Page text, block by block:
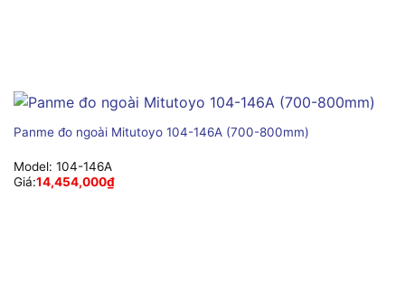
Panme đo ngoài Mitutoyo 104-146A (700-800mm)
Model: 104-146A
Giá:14,454,000₫